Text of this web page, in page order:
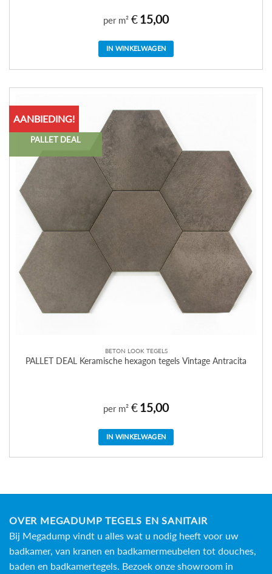
per m² €15,00
IN WINKELWAGEN
AANBIEDING!
PALLET DEAL
BETON LOOK TEGELS
PALLET DEAL Keramische hexagon tegels Vintage Antracita
per m² €15,00
IN WINKELWAGEN
OVER MEGADUMP TEGELS EN SANITAIR
Bij Megadump vindt u alles wat u nodig heeft voor uw
badkamer, van kranen en badkamermeubelen tot douches,
baden en badkamertegels. Bezoek onze showroom in